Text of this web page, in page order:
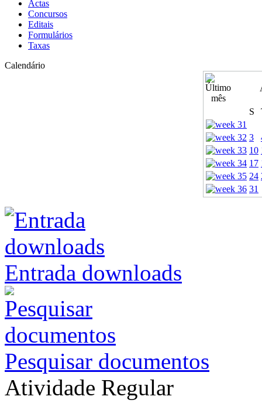
Actas
Concursos
Editais
Formulários
Taxas
Calendário
S
3
10
17
24
31
Entrada downloads
Pesquisar documentos
Atividade Regular